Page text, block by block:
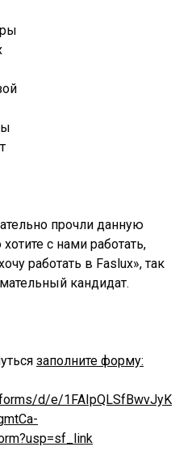
прочли данную
с нами работать,
работать в Faslux», так
кандидат.
заполните форму:
d/e/1FAIpQLSfBwvJyK